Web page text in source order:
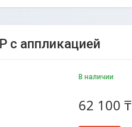
аппликацией
В наличии
62 100 ₸